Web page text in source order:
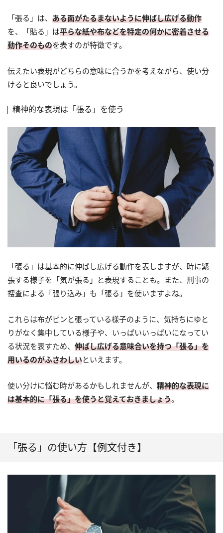
「張る」は、 ある面がたるまないように伸ばし広げる動作
を、「貼る」は平らな紙や布などを特定の何かに密着させる
動作そのものを表すのが特徴です。
伝えたい表現がどちらの意味に合うかを考えながら、使い分
けると良いでしょう。
精神的な表現は「張る」を使う
「張る」は基本的に伸ばし広げる動作を表しますが、時に緊
張する様子を「気が張る」と表現することも。また、刑事の
捜査による「張り込み」も「張る」を使いますよね。
これらは布がピンと張っている様子のように、気持ちにゆと
りがなく集中している様子や、いっぱいいっぱいになってい
る状況を表すため、 伸ばし広げる意味合いを持つ「張る」を
用いるのがふさわしいといえます。
使い分けに悩む時があるかもしれませんが、 精神的な表現に
は基本的に「張る」を使うと覚えておきましょう。
「張る」の使い方【例文付き】